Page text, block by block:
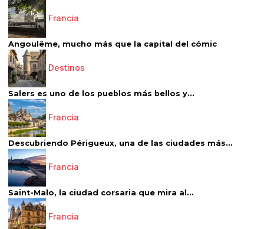
Francia
Angoulême, mucho más que la capital del cómic
Destinos
Salers es uno de los pueblos más bellos y...
Francia
Descubriendo Périgueux, una de las ciudades más...
Francia
Saint-Malo, la ciudad corsaria que mira al...
Francia